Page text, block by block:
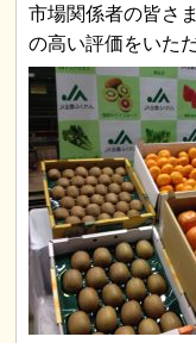
市場関係者の皆さ
の高い評価をいた